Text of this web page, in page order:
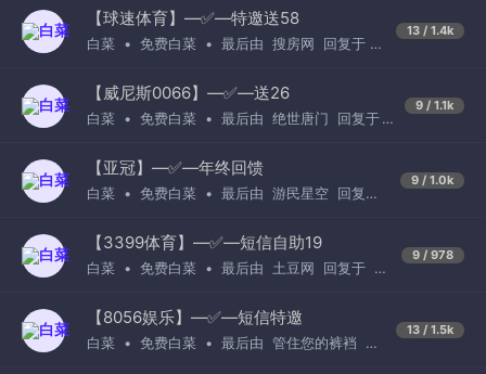
【球速体育】—✅—特邀送58
白菜 • 免费白菜 • 最后由 搜房网 回复于 2
13 / 1.4k
【威尼斯0066】—✅—送26
白菜 • 免费白菜 • 最后由 绝世唐门
回复于
9 / 1.1k
【亚冠】—✅—年终回馈
白菜 • 免费白菜 • 最后由 游民星空 回复于
9 / 1.0k
【3399体育】—✅—短信自助19
白菜 • 免费白菜 • 最后由 土豆网 回复于 1
9 / 978
【8056娱乐】—✅—短信特邀
白菜 • 免费白菜 • 最后由 管住您的裤裆
回
13 / 1.5k